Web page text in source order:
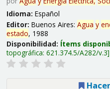
Idioma: Español
Editor: Buenos Aires: Agua y
estado, 1988
Disponibilidad: Ítems
topográfica: 621.374.5/A282/v.3